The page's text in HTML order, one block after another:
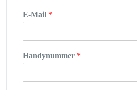
E-Mail *
Handynummer *